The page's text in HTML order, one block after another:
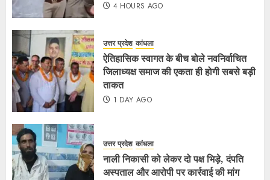
4 HOURS AGO
उत्तर प्रदेश कांधला
ऐतिहासिक स्वागत के बीच बोले नवनिर्वाचित
जिलाध्यक्ष समाज की एकता ही होगी सबसे बड़ी
ताकत
1 DAY AGO
उत्तर प्रदेश कांधला
नाली निकासी को लेकर दो पक्ष भिड़े, दंपति
अस्पताल और आरोपी पर कार्रवाई की मांग